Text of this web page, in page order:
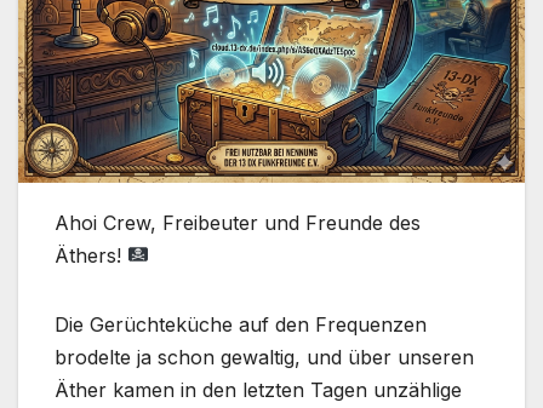
Ahoi Crew, Freibeuter und Freunde des
Äthers!
Die Gerüchteküche auf den Frequenzen
brodelte ja schon gewaltig, und über unseren
Äther kamen in den letzten Tagen unzählige